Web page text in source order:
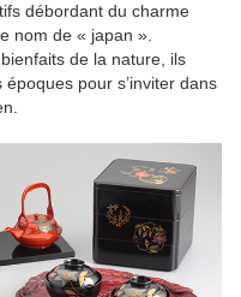
débordant du charme
nom de « japan ».
de la nature, ils
époques pour s’inviter dans